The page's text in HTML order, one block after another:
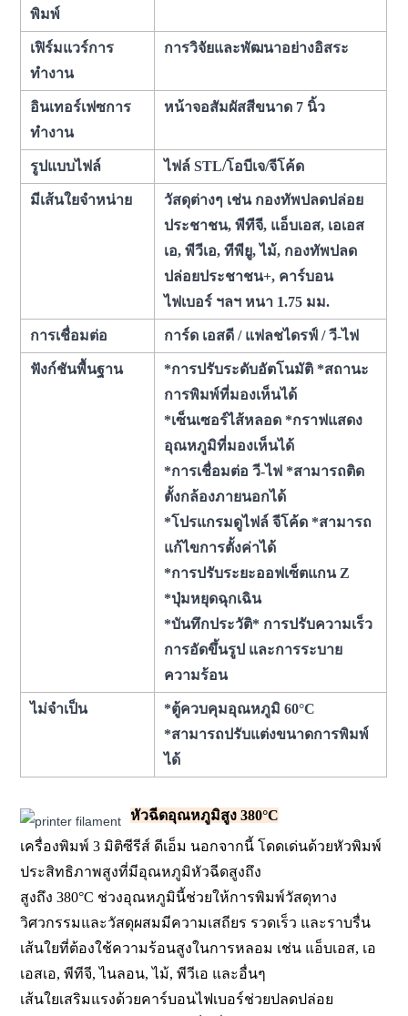
พิมพ์
เฟิร์มแวร์การ
ทำงาน
การวิจัยและพัฒนาอย่างอิสระ
อินเทอร์เฟซการ
ทำงาน
หน้าจอสัมผัสสีขนาด 7 นิ้ว
รูปแบบไฟล์ ไฟล์ STL/โอบีเจ/จีโค้ด
มีเส้นใยจำหน่าย
วัสดุต่างๆ เช่น กองทัพปลดปล่อย
ประชาชน, พีทีจี, แอ็บเอส, เอเอส
เอ, พีวีเอ, ทีพียู, ไม้, กองทัพปลด
ปล่อยประชาชน+, คาร์บอน
ไฟเบอร์ ฯลฯ หนา 1.75 มม.
การเชื่อมต่อ การ์ด เอสดี / แฟลชไดรฟ์ / วี-ไฟ
ฟังก์ชันพื้นฐาน
*การปรับระดับอัตโนมัติ *สถานะ
การพิมพ์ที่มองเห็นได้
*เซ็นเซอร์ไส้หลอด *กราฟแสดง
อุณหภูมิที่มองเห็นได้
*การเชื่อมต่อ วี-ไฟ *สามารถติด
ตั้งกล้องภายนอกได้
*โปรแกรมดูไฟล์ จีโค้ด *สามารถ
แก้ไขการตั้งค่าได้
*การปรับระยะออฟเซ็ตแกน Z
*ปุ่มหยุดฉุกเฉิน
*บันทึกประวัติ* การปรับความเร็ว
การอัดขึ้นรูป และการระบาย
ความร้อน
ไม่จำเป็น
*ตู้ควบคุมอุณหภูมิ 60°C
*สามารถปรับแต่งขนาดการพิมพ์
ได้
หัวฉีดอุณหภูมิสูง 380°C
เครื่องพิมพ์ 3 มิติซีรีส์ ดีเอ็ม นอกจากนี้ โดดเด่นด้วยหัวพิมพ์
ประสิทธิภาพสูงที่มีอุณหภูมิหัวฉีดสูงถึง
สูงถึง 380°C ช่วงอุณหภูมินี้ช่วยให้การพิมพ์วัสดุทาง
วิศวกรรมและวัสดุผสมมีความเสถียร รวดเร็ว และราบรื่น
เส้นใยที่ต้องใช้ความร้อนสูงในการหลอม เช่น แอ็บเอส, เอ
เอสเอ, พีทีจี, ไนลอน, ไม้, พีวีเอ และอื่นๆ
เส้นใยเสริมแรงด้วยคาร์บอนไฟเบอร์ช่วยปลดปล่อย